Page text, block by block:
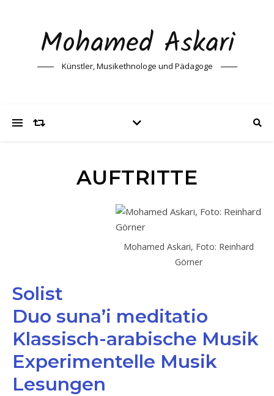
Mohamed Askari
Künstler, Musikethnologe und Pädagoge
AUFTRITTE
Mohamed Askari, Foto: Reinhard
Görner
Solist
Duo suna’i meditatio
Klassisch-arabische Musik
Experimentelle Musik
Lesungen